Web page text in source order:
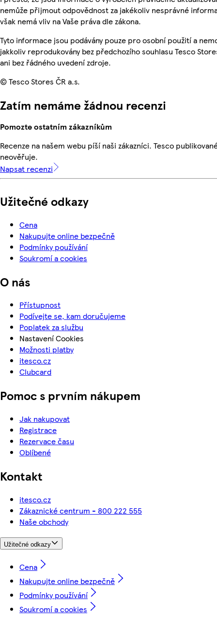
nemůže přijmout odpovědnost za jakékoliv nesprávné
však nemá vliv na Vaše práva dle zákona.
Tyto informace jsou podávány pouze pro osobní použití a
jakkoliv reprodukovány bez předchozího souhlasu Tesco
ani bez řádného uvedení zdroje.
© Tesco Stores ČR a.s.
Zatím nemáme žádnou recenzi
Pomozte ostatním zákazníkům
Recenze na našem webu píší naši zákazníci. Tesco
neověřuje.
Napsat recenzi
Užitečné odkazy
Cena
Nakupujte online bezpečně
Podmínky používání
Soukromí a cookies
O nás
Přístupnost
Podívejte se, kam doručujeme
Poplatek za službu
Nastavení Cookies
Možnosti platby
itesco.cz
Clubcard
Pomoc s prvním nákupem
Jak nakupovat
Registrace
Rezervace času
Oblíbené
Kontakt
itesco.cz
Zákaznické centrum - 800 222 555
Naše obchody
Užitečné odkazy
Cena
Nakupujte online bezpečně
Podmínky používání
Soukromí a cookies